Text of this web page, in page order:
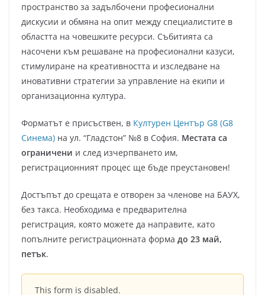
пространство за задълбочени професионални
дискусии и обмяна на опит между специалистите в
областта на човешките ресурси. Събитията са
насочени към решаване на професионални казуси,
стимулиране на креативността и изследване на
иновативни стратегии за управление на екипи и
организационна култура.
Форматът е присъствен, в Културен Център G8 (G8
Синема) на ул. “Гладстон” №8 в София. Местата са
ограничени и след изчерпването им,
регистрационният процес ще бъде преустановен!
Достъпът до срещата е отворен за членове на БАУХ,
без такса. Необходима е предварителна
регистрация, която можете да направите, като
попълните регистрационната форма до 23 май,
петък.
This form is disabled.